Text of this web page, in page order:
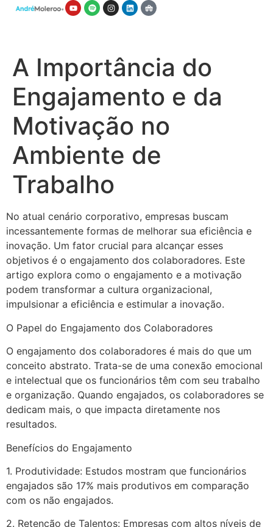
A Importância do
Engajamento e da
Motivação no
Ambiente de
Trabalho
No atual cenário corporativo, empresas buscam
incessantemente formas de melhorar sua eficiência e
inovação. Um fator crucial para alcançar esses
objetivos é o engajamento dos colaboradores. Este
artigo explora como o engajamento e a motivação
podem transformar a cultura organizacional,
impulsionar a eficiência e estimular a inovação.
O Papel do Engajamento dos Colaboradores
O engajamento dos colaboradores é mais do que um
conceito abstrato. Trata-se de uma conexão emocional
e intelectual que os funcionários têm com seu trabalho
e organização. Quando engajados, os colaboradores se
dedicam mais, o que impacta diretamente nos
resultados.
Benefícios do Engajamento
1. Produtividade: Estudos mostram que funcionários
engajados são 17% mais produtivos em comparação
com os não engajados.
2. Retenção de Talentos: Empresas com altos níveis de